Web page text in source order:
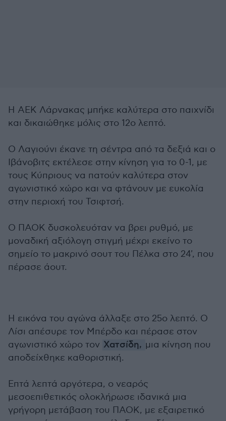
Η ΑΕΚ Λάρνακας μπήκε καλύτερα στο παιχνίδι
και δικαιώθηκε μόλις στο 12ο λεπτό.
Ο Λαγιούνι έκανε τη σέντρα από τα δεξιά και ο
Ιβάνοβιτς εκτέλεσε στην κίνηση για το 0-1, με
τους Κύπριους να πατούν καλύτερα στον
αγωνιστικό χώρο και να φτάνουν με ευκολία
στην περιοχή του Τσιφτσή.
Ο ΠΑΟΚ δυσκολευόταν να βρει ρυθμό, με
μοναδική αξιόλογη στιγμή μέχρι εκείνο το
σημείο το μακρινό σουτ του Πέλκα στο 24', που
πέρασε άουτ.
Η εικόνα του αγώνα άλλαξε στο 25ο λεπτό. Ο
Λίσι απέσυρε τον Μπέρδο και πέρασε στον
αγωνιστικό χώρο τον Χατσίδη, μια κίνηση που
αποδείχθηκε καθοριστική.
Επτά λεπτά αργότερα, ο νεαρός
μεσοεπιθετικός ολοκλήρωσε ιδανικά μια
γρήγορη μετάβαση του ΠΑΟΚ, με εξαιρετικό